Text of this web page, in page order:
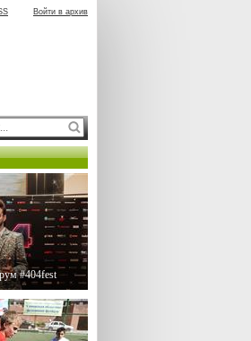
Войти в архив
#404fest